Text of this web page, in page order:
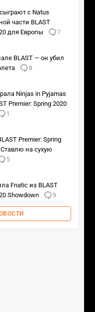
с Natus
части BLAST
для Европы
7
BLAST — он убил
8
Ninjas in Pyjamas
Premier: Spring 2020
1
Premier: Spring
на сухую
5
Fnatic из BLAST
Showdown
9